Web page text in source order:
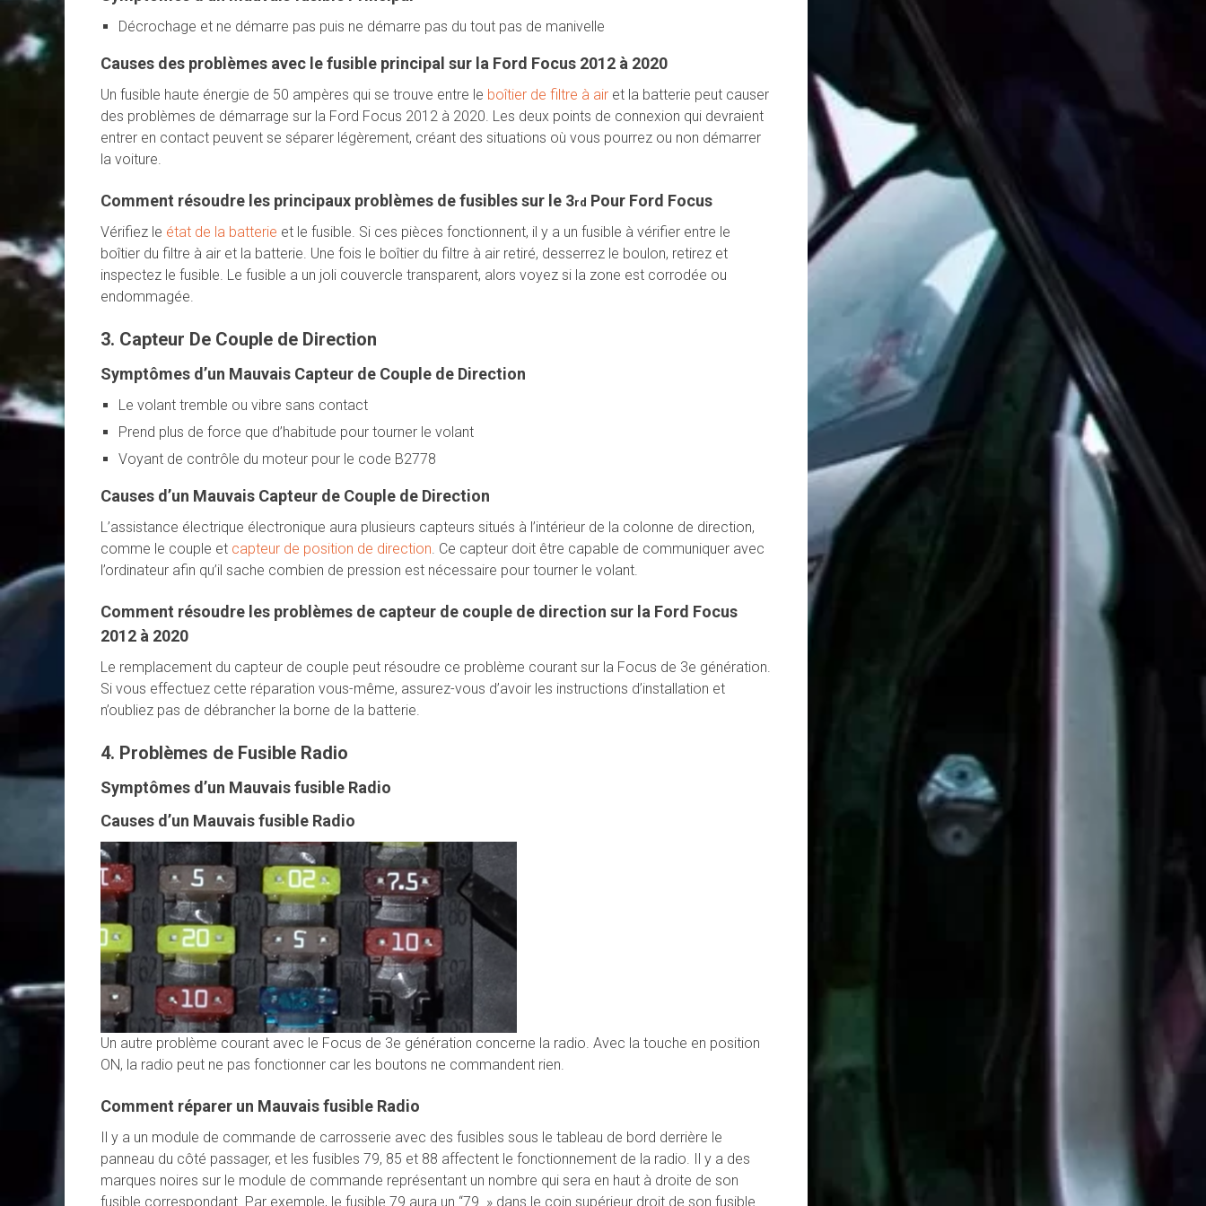
Décrochage et ne démarre pas puis ne démarre pas du tout pas de manivelle
Causes des problèmes avec le fusible principal sur la Ford Focus 2012 à 2020
Un fusible haute énergie de 50 ampères qui se trouve entre le boîtier de filtre à air et la batterie peut causer
des problèmes de démarrage sur la Ford Focus 2012 à 2020. Les deux points de connexion qui devraient
entrer en contact peuvent se séparer légèrement, créant des situations où vous pourrez ou non démarrer
la voiture.
Comment résoudre les principaux problèmes de fusibles sur le 3rd Pour Ford Focus
Vérifiez le état de la batterie et le fusible. Si ces pièces fonctionnent, il y a un fusible à vérifier entre le
boîtier du filtre à air et la batterie. Une fois le boîtier du filtre à air retiré, desserrez le boulon, retirez et
inspectez le fusible. Le fusible a un joli couvercle transparent, alors voyez si la zone est corrodée ou
endommagée.
3. Capteur De Couple de Direction
Symptômes d’un Mauvais Capteur de Couple de Direction
Le volant tremble ou vibre sans contact
Prend plus de force que d’habitude pour tourner le volant
Voyant de contrôle du moteur pour le code B2778
Causes d’un Mauvais Capteur de Couple de Direction
L’assistance électrique électronique aura plusieurs capteurs situés à l’intérieur de la colonne de direction,
comme le couple et capteur de position de direction. Ce capteur doit être capable de communiquer avec
l’ordinateur afin qu’il sache combien de pression est nécessaire pour tourner le volant.
Comment résoudre les problèmes de capteur de couple de direction sur la Ford Focus
2012 à 2020
Le remplacement du capteur de couple peut résoudre ce problème courant sur la Focus de 3e génération.
Si vous effectuez cette réparation vous-même, assurez-vous d’avoir les instructions d’installation et
n’oubliez pas de débrancher la borne de la batterie.
4. Problèmes de Fusible Radio
Symptômes d’un Mauvais fusible Radio
Causes d’un Mauvais fusible Radio
Un autre problème courant avec le Focus de 3e génération concerne la radio. Avec la touche en position
ON, la radio peut ne pas fonctionner car les boutons ne commandent rien.
Comment réparer un Mauvais fusible Radio
Il y a un module de commande de carrosserie avec des fusibles sous le tableau de bord derrière le
panneau du côté passager, et les fusibles 79, 85 et 88 affectent le fonctionnement de la radio. Il y a des
marques noires sur le module de commande représentant un nombre qui sera en haut à droite de son
fusible correspondant. Par exemple, le fusible 79 aura un “79 » dans le coin supérieur droit de son fusible